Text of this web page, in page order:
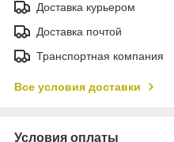
Доставка курьером
Доставка почтой
Транспортная компания
Все условия доставки
Условия оплаты